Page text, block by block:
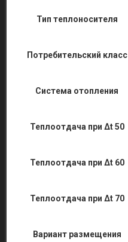
Тип теплоносителя
Потребительский класс
Система отопления
Теплоотдача при Δt 50
Теплоотдача при Δt 60
Теплоотдача при Δt 70
Вариант размещения